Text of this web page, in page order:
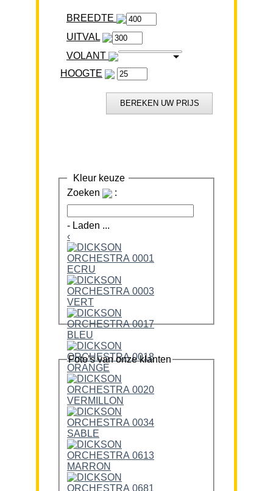
BREEDTE
VOLANT
HOOGTE
Kleur keuze
Zoeken
:
- Laden ...
‹
Foto’s van onze klanten